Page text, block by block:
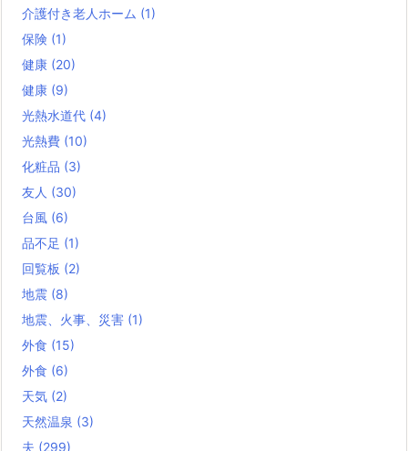
介護付き老人ホーム (1)
保険 (1)
健康 (20)
健康 (9)
光熱水道代 (4)
光熱費 (10)
化粧品 (3)
友人 (30)
台風 (6)
品不足 (1)
回覧板 (2)
地震 (8)
地震、火事、災害 (1)
外食 (15)
外食 (6)
天気 (2)
天然温泉 (3)
夫 (299)